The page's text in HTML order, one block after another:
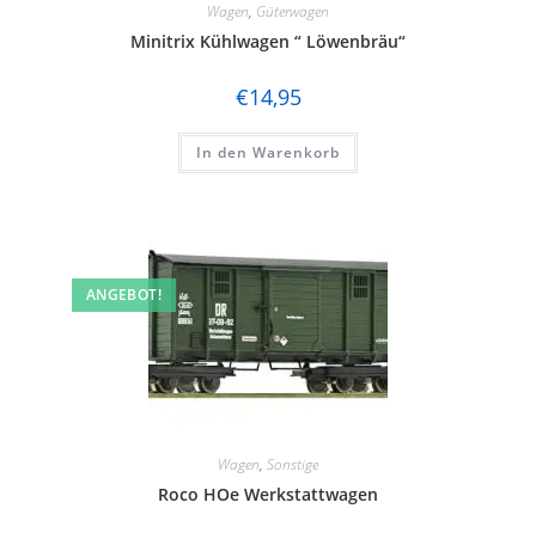
Wagen, Güterwagen
Minitrix Kühlwagen “ Löwenbräu“
€14,95
In den Warenkorb
ANGEBOT!
Wagen, Sonstige
Roco HOe Werkstattwagen